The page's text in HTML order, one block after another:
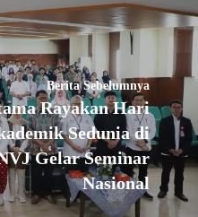
Berita Sebelumnya
Rayakan Hari
Sedunia di
Gelar Seminar
Nasional